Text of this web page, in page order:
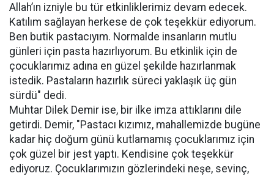
Allah’ın izniyle bu tür etkinliklerimiz devam edecek.
Katılım sağlayan herkese de çok teşekkür ediyorum.
Ben butik pastacıyım. Normalde insanların mutlu
günleri için pasta hazırlıyorum. Bu etkinlik için de
çocuklarımız adına en güzel şekilde hazırlanmak
istedik. Pastaların hazırlık süreci yaklaşık üç gün
sürdü" dedi.
Muhtar Dilek Demir ise, bir ilke imza attıklarını dile
getirdi. Demir, "Pastacı kızımız, mahallemizde bugüne
kadar hiç doğum günü kutlamamış çocuklarımız için
çok güzel bir jest yaptı. Kendisine çok teşekkür
ediyoruz. Çocuklarımızın gözlerindeki neşe, sevinç,